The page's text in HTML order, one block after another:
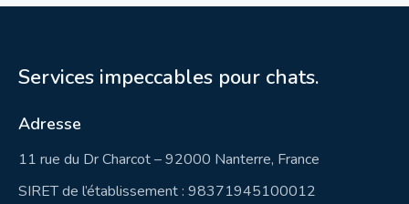
Services impeccables pour chats.
Adresse
11 rue du Dr Charcot – 92000 Nanterre, France
SIRET de l’établissement : 98371945100012